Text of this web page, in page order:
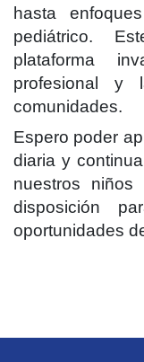
hasta
pediátrico.
plataforma
profesional y
comunidades.
Espero poder
diaria y
nuestros
disposición
oportunidades